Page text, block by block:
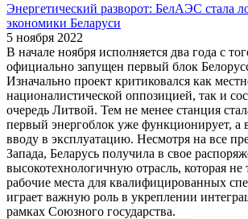
Энергетический разворот: БелАЭС стала
экономики Беларуси
5 ноября 2022
В начале ноября исполняется два года с
официально запущен первый блок
Изначально проект критиковался как
националистической оппозицией, так и
очередь Литвой. Тем не менее станция
первый энергоблок уже функционирует, а
вводу в эксплуатацию. Несмотря на все
Запада, Беларусь получила в свое
высокотехнологичную отрасль, которая не
рабочие места для квалифицированных
играет важную роль в укреплении
рамках Союзного государства.